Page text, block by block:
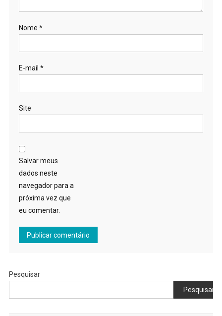
Nome *
E-mail *
Site
Salvar meus
dados neste
navegador para a
próxima vez que
eu comentar.
Pesquisar
Pesquisar